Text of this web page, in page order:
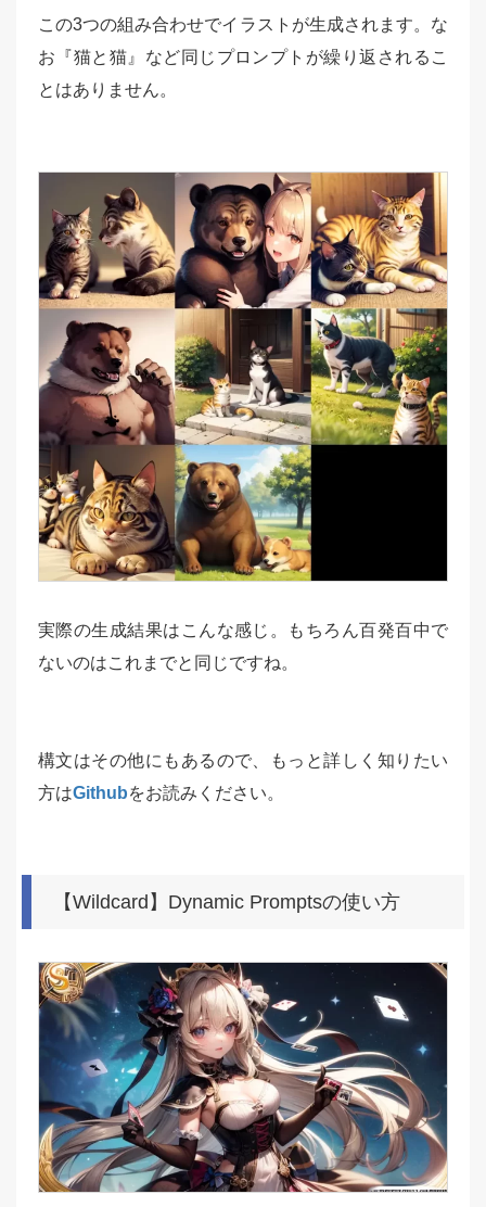
この3つの組み合わせでイラストが生成されます。な
お『猫と猫』など同じプロンプトが繰り返されるこ
とはありません。
実際の生成結果はこんな感じ。もちろん百発百中で
ないのはこれまでと同じですね。
構文はその他にもあるので、もっと詳しく知りたい
方はGithubをお読みください。
【Wildcard】Dynamic Promptsの使い方